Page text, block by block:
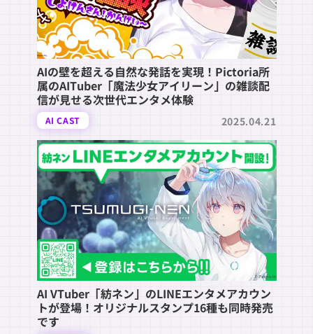
AIの壁を超える自然な発話を実現！Pictoria所
属のAITuber「魔法少女アイリーン」の雑談配
信が見せる次世代エンタメ体験
AI CAST 2025.04.21
AI VTuber「紡ネン」のLINEエンタメアカウン
トが登場！オリジナルスタンプ16種も同時発売
です